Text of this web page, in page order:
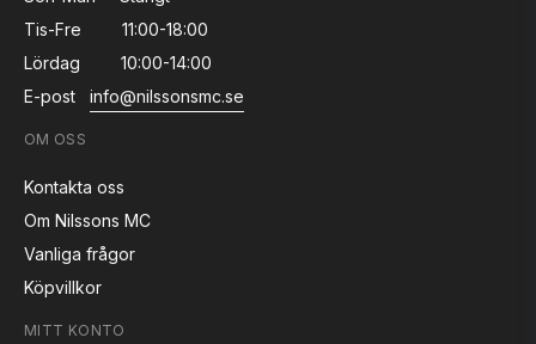
Tis-Fre
11:00-18:00
Lördag
10:00-14:00
E-post
info@nilssonsmc.se
OM OSS
Kontakta oss
Om Nilssons MC
Vanliga frågor
Köpvillkor
MITT KONTO